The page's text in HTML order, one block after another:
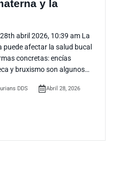
y la
abril 2026, 10:39 am La
puede afectar la salud bucal
concretas: encías
y bruxismo son algunos…
DDS Abril 28, 2026